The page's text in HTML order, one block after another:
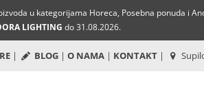
u kategorijama Horeca, Posebna ponuda i
LIGHTING do 31.08.2026.
| BLOG | O NAMA | KONTAKT |